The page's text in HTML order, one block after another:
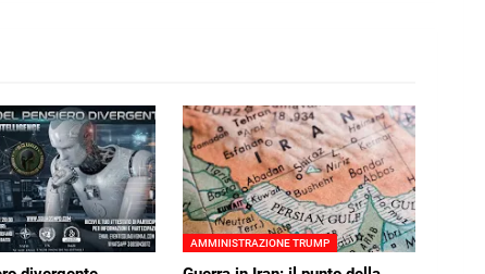
AMMINISTRAZIONE TRUMP